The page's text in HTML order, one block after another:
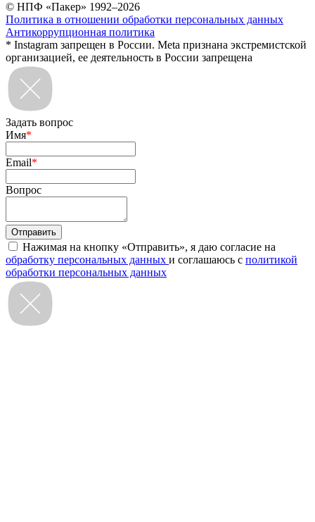
© НПФ «Пакер» 1992–2026
Политика в отношении обработки персональных данных
Антикоррупционная политика
* Instagram запрещен в России. Meta признана экстремистской
организацией, ее деятельность в России запрещена
Задать вопрос
Имя*
Email*
Вопрос
Нажимая на кнопку «Отправить», я даю согласие на
обработку персональных данных и соглашаюсь с политикой
обработки персональных данных